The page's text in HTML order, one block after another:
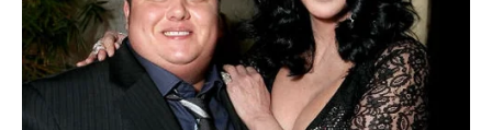
Najvažnija lekcija za Ovna glasi:
ne moraš više da se boriš protiv svega – sada je vreme
da pustiš da se stvari dese.